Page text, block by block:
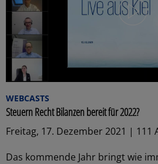
WEBCASTS
Steuern Recht Bilanzen bereit für 2022?
Freitag, 17. Dezember 2021 | 111
Das kommende Jahr bringt wie